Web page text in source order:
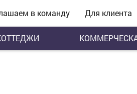
в команду Для клиента